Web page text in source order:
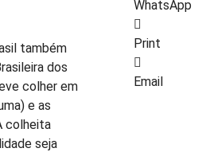
também
dos
colher em
e as
colheita
seja
WhatsApp
Print
Email